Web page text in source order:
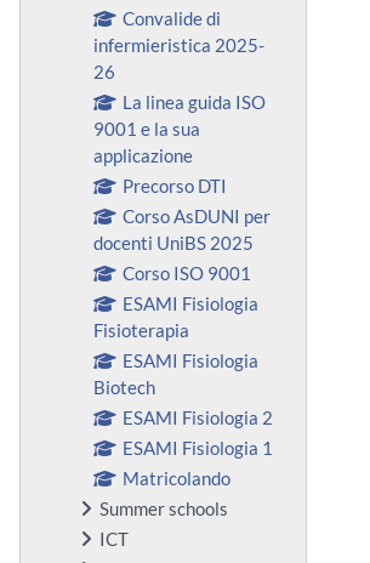
Convalide di
infermieristica 2025-
26
La linea guida ISO
9001 e la sua
applicazione
Precorso DTI
Corso AsDUNI per
docenti UniBS 2025
Corso ISO 9001
ESAMI Fisiologia
Fisioterapia
ESAMI Fisiologia
Biotech
ESAMI Fisiologia 2
ESAMI Fisiologia 1
Matricolando
Summer schools
ICT